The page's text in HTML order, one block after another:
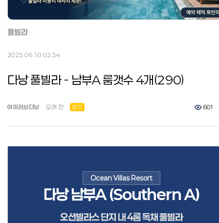
풀빌라
2025.06.10 02:54
다낭 풀빌라 - 남부A 룸갯수 4개(290)
아이러브다낭 오래 전 인기 601
Ocean Villas Resort
다낭 남부A (Southern A)
오션빌라스 단지 내 4룸 독채 풀빌라